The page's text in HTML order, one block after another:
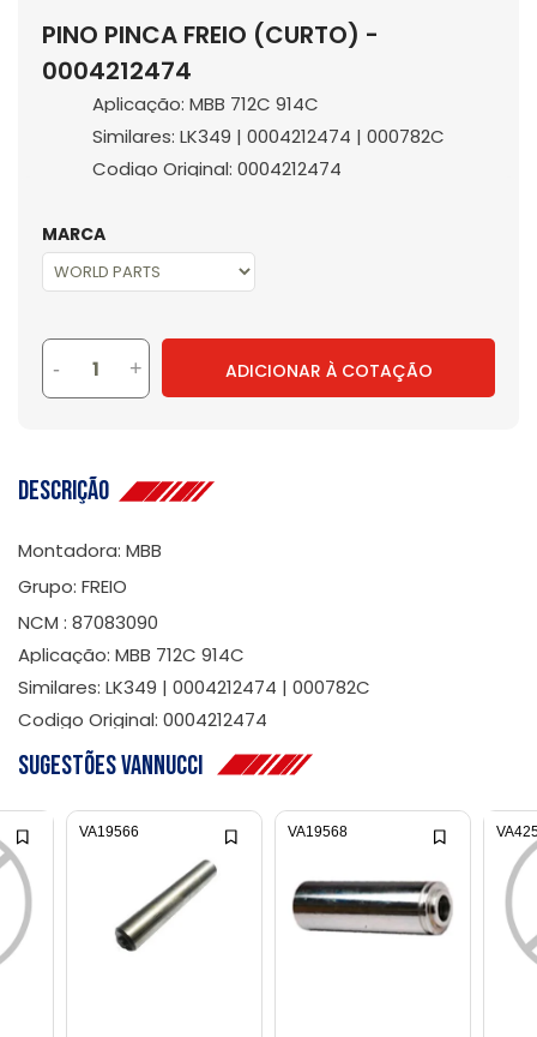
PINO PINCA FREIO (CURTO) -
0004212474
Aplicação: MBB 712C 914C
Similares: LK349 | 0004212474 | 000782C
Codigo Original: 0004212474
MARCA
- + ADICIONAR À COTAÇÃO
Descrição
Montadora: MBB
Grupo: FREIO
NCM : 87083090
Aplicação: MBB 712C 914C
Similares: LK349 | 0004212474 | 000782C
Codigo Original: 0004212474
Sugestões Vannucci
VA19566 VA19568